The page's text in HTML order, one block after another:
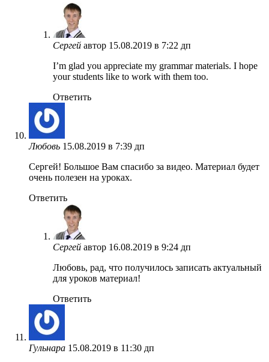
Сергей автор 15.08.2019 в 7:22 дп
I’m glad you appreciate my grammar materials. I hope
your students like to work with them too.
Ответить
Любовь 15.08.2019 в 7:39 дп
Сергей! Большое Вам спасибо за видео. Материал будет
очень полезен на уроках.
Ответить
Сергей автор 16.08.2019 в 9:24 дп
Любовь, рад, что получилось записать актуальный
для уроков материал!
Ответить
Гульнара 15.08.2019 в 11:30 дп